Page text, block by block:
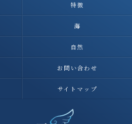
特徴
海
自然
お問い合わせ
サイトマップ